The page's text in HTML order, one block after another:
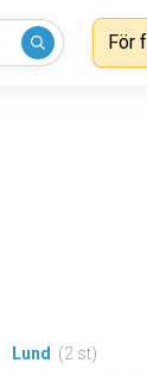
För
Lund (2 st)